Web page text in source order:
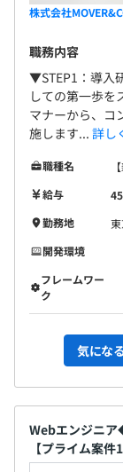
います。
▍多種多様なキ
社員ひとりひ
的に支援しま
の全工程を経
ん、チームリ
アップし、マ
と転身し、戦
の課題解決を
れています。
絶対評価をベ
株式会社
職務内容
▼STEP1：導入
しての第一歩を
マナーから、コ
施します... 詳し
職種名
給与
勤務地
開発環境
フレームワー
ク
気にな
Webエンジニア
【プライム案